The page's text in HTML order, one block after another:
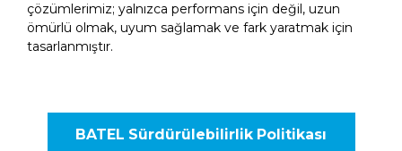
çözümlerimiz; yalnızca performans için değil, uzun
ömürlü olmak, uyum sağlamak ve fark yaratmak için
tasarlanmıştır.
BATEL Sürdürülebilirlik Politikası